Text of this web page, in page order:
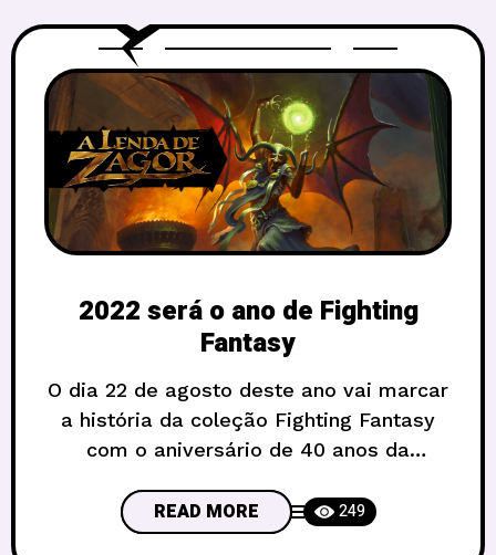
2022 será o ano de Fighting
Fantasy
O dia 22 de agosto deste ano vai marcar
a história da coleção Fighting Fantasy
com o aniversário de 40 anos da
O Feiticeiro da Montanha de Fogo. O livro
saiu na Inglaterra em dessa mesma
READ MORE 249